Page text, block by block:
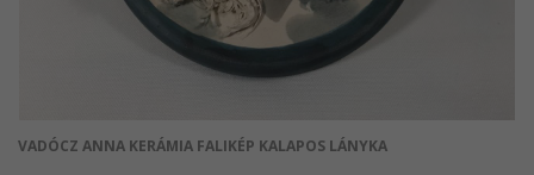
VADÓCZ ANNA KERÁMIA FALIKÉP KALAPOS LÁNYKA